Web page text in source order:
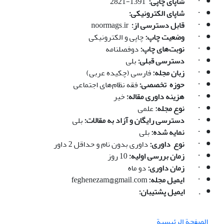
·شاپای الکترونیکی:
·قابل دسترسی از: noormags.ir
· وضعیت چاپ:چاپی و الکترونیکی
· نوبت‌های چاپ:دوفصلنامه
· دسترسی قبلی:بلی
· زبان مجله:فارسی (چکیده عربی)
· حوزه تخصصی:فقه نظام‌های اجتماعی
· هزینه داوری مقاله:خیر
· نوع مجله:علمی
· دسترسی رایگان و آزاد به مقالات:بلی
· نمایه شده:بلی
· نوع داوری:داوری بدون نام و حداقل 2 داور
· زمان بررسی اولیه:10 روز
· زمان داوری:دو ماه
· ایمیل مجله:feghenezam@gmail.com
. ایمیل پشتیبان: